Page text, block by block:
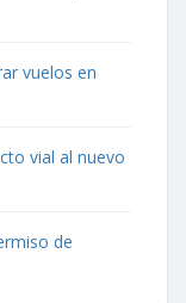
vuelos en
vial al nuevo
de